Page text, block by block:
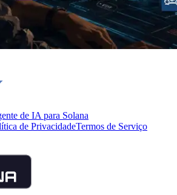
de IA para Solana
de PrivacidadeTermos de Serviço